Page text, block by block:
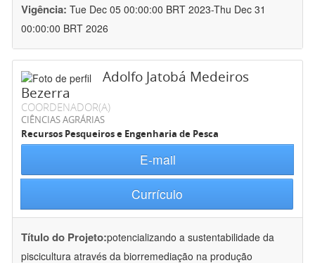
Vigência: Tue Dec 05 00:00:00 BRT 2023-Thu Dec 31
00:00:00 BRT 2026
Adolfo Jatobá Medeiros
Bezerra
COORDENADOR(A)
CIÊNCIAS AGRÁRIAS
Recursos Pesqueiros e Engenharia de Pesca
E-mail
Currículo
Título do Projeto:potencializando a sustentabilidade da
piscicultura através da biorremediação na produção